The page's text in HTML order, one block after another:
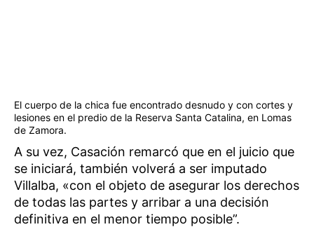
El cuerpo de la chica fue encontrado desnudo y con cortes y
lesiones en el predio de la Reserva Santa Catalina, en Lomas
de Zamora.
A su vez, Casación remarcó que en el juicio que
se iniciará, también volverá a ser imputado
Villalba, «con el objeto de asegurar los derechos
de todas las partes y arribar a una decisión
definitiva en el menor tiempo posible”.